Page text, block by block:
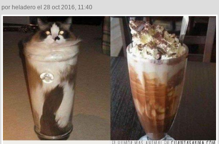
por heladero el 28 oct 2016, 11:40